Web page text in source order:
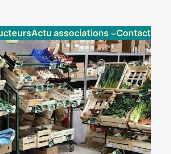
Actu associations Contact